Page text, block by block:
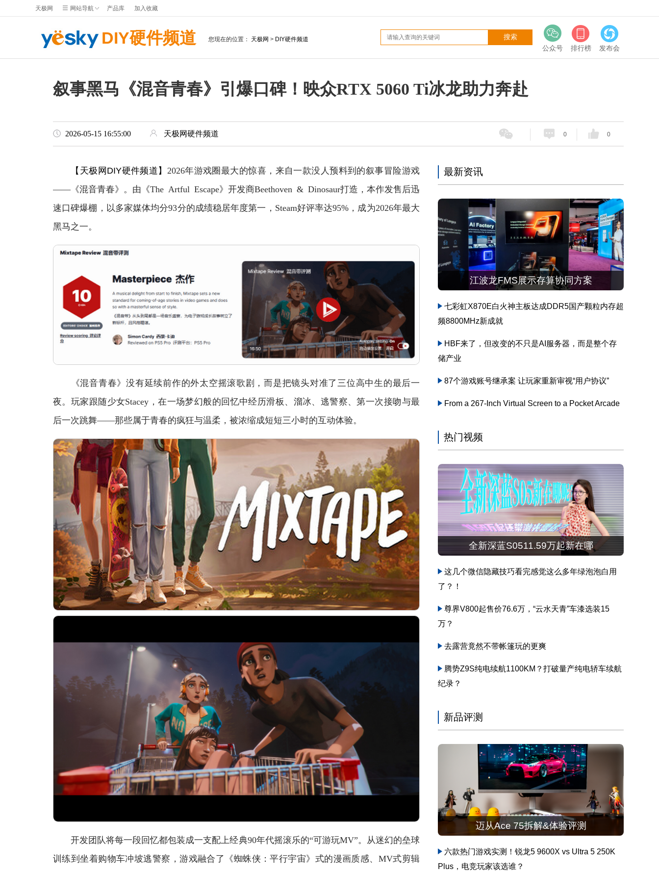
天极网 网站导航 产品库 加入收藏
DIY硬件频道 您现在的位置： 天极网 > DIY硬件频道
公众号 排行榜 发布会
叙事黑马《混音青春》引爆口碑！映众RTX 5060 Ti冰龙助力奔赴
2026-05-15 16:55:00 天极网硬件频道 0 0
【天极网DIY硬件频道】 2026年游戏圈最大的惊喜，来自一款没人预料到的叙事冒险游戏
——《混音青春》。由《The Artful Escape》开发商Beethoven & Dinosaur打造，本作发售后迅
速口碑爆棚，以多家媒体均分93分的成绩稳居年度第一，Steam好评率达95%，成为2026年最大
黑马之一。
《混音青春》没有延续前作的外太空摇滚歌剧，而是把镜头对准了三位高中生的最后一
夜。玩家跟随少女Stacey，在一场梦幻般的回忆中经历滑板、溜冰、逃警察、第一次接吻与最
后一次跳舞——那些属于青春的疯狂与温柔，被浓缩成短短三小时的互动体验。
开发团队将每一段回忆都包装成一支配上经典90年代摇滚乐的“可游玩MV”。从迷幻的垒球
训练到坐着购物车冲坡逃警察，游戏融合了《蜘蛛侠：平行宇宙》式的漫画质感、MV式剪辑
最新资讯
江波龙FMS展示存算协同方案
七彩虹X870E白火神主板达成DDR5国产颗粒内存超
频8800MHz新成就
HBF来了，但改变的不只是AI服务器，而是整个存
储产业
87个游戏账号继承案 让玩家重新审视“用户协议”
From a 267-Inch Virtual Screen to a Pocket Arcade
热门视频
全新深蓝S0511.59万起新在哪
这几个微信隐藏技巧看完感觉这么多年绿泡泡白用
了？！
尊界V800起售价76.6万，“云水天青”车漆选装15
万？
去露营竟然不带帐篷玩的更爽
腾势Z9S纯电续航1100KM？打破量产纯电轿车续航
纪录？
新品评测
迈从Ace 75拆解&体验评测
六款热门游戏实测！锐龙5 9600X vs Ultra 5 250K
Plus，电竞玩家该选谁？